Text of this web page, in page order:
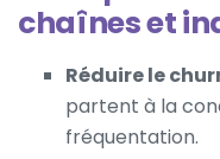
chaînes et
Réduire le
partent à la
fréquentation.